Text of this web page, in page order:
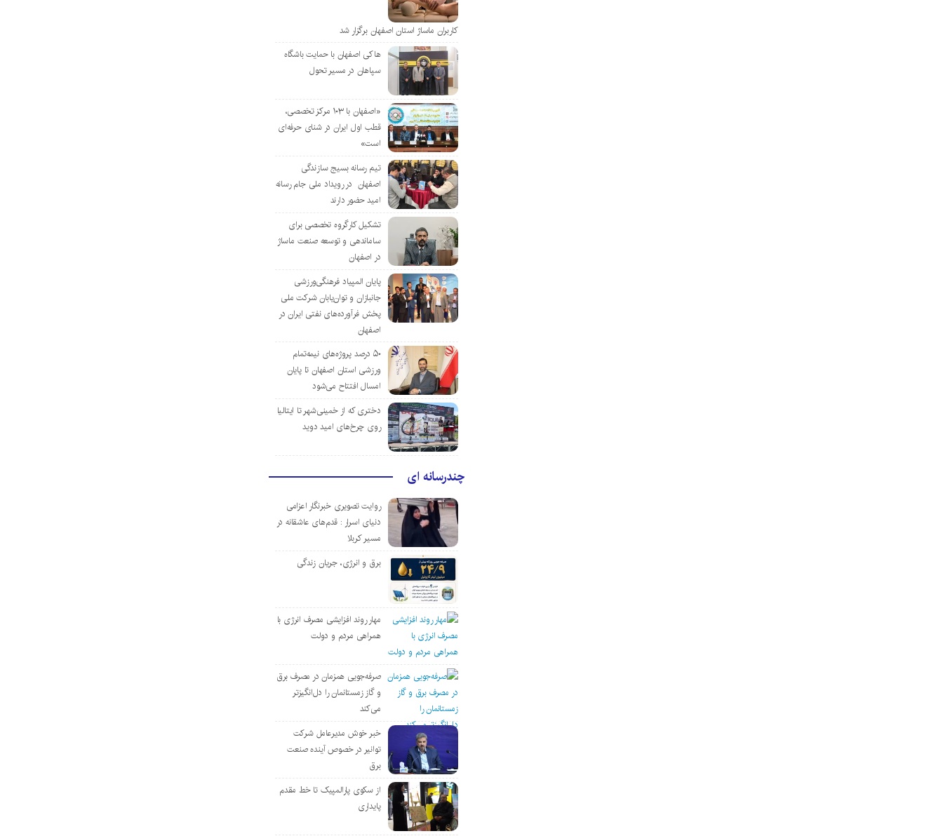
کاربران ماساژ استان اصفهان برگزار شد
هاکی اصفهان با حمایت باشگاه
سپاهان در مسیر تحول
«اصفهان با ۱۰۳ مرکز تخصصی،
قطب اول ایران در شنای حرفه‌ای
است»
تیم رسانه بسیج سازندگی
اصفهان در رویداد ملی جام رسانه
امید حضور دارند
تشکیل کارگروه تخصصی برای
ساماندهی و توسعه صنعت ماساژ
در اصفهان
پایان المپیاد فرهنگی‌ورزشی
جانبازان و توان‌یابان شرکت ملی
پخش فرآورده‌های نفتی ایران در
اصفهان
۵۰ درصد پروژه‌های نیمه‌تمام
ورزشی استان اصفهان تا پایان
امسال افتتاح می‌شود
دختری که از خمینی‌شهر تا ایتالیا
روی چرخ‌های امید دوید
چندرسانه ای
روایت تصویری خبرنگار اعزامی
دنیای اسرار : قدم‌های عاشقانه در
مسیر کربلا
برق و انرژی، جریان زندگی
مهار روند افزایشی مصرف انرژی با
همراهی مردم و دولت
صرفه‌جویی همزمان در مصرف برق
و گاز زمستانمان را دل‌انگیزتر
می‌کند
خبر خوش مدیرعامل شرکت
توانیر در خصوص آینده صنعت
برق
از سکوی پارالمپیک تا خط مقدم
پایداری